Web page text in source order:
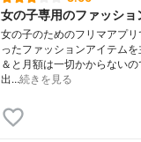
女の子専用のファッショ
女の子のためのフリマアプ
ったファッションアイテム
＆と月額は一切かからない
出…続きを見る